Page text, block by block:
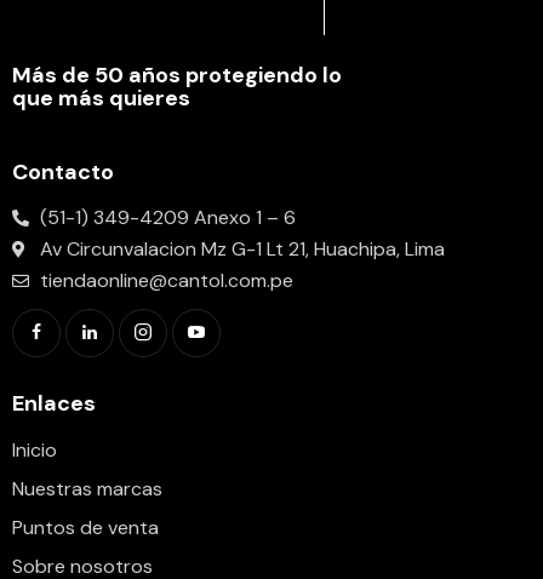
Más de 50 años protegiendo lo
que más quieres
Contacto
(51-1) 349-4209 Anexo 1 – 6
Av Circunvalacion Mz G-1 Lt 21, Huachipa, Lima
tiendaonline@cantol.com.pe
Enlaces
Inicio
Nuestras marcas
Puntos de venta
Sobre nosotros